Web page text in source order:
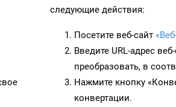
следующие действия:
Посетите веб-сайт
Введите URL-адрес
преобразовать, в
Нажмите кнопку
конвертации.